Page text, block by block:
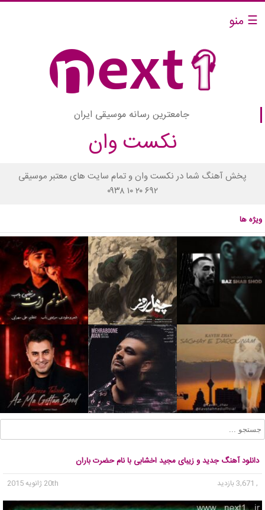
☰ منو
جامعترین رسانه موسیقی ایران
نکست وان
پخش آهنگ شما در نکست وان و تمام سایت های معتبر موسیقی
۰۹۳۸ ۱۰ ۲۰ ۶۹۲
ویژه ها
دانلود آهنگ جدید و زیبای مجید اخشابی با نام حضرت باران
, 3,671 بازدید 20th ژانویه 2015